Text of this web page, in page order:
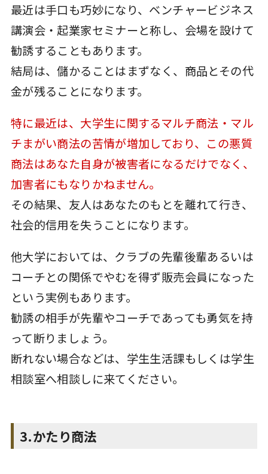
最近は手口も巧妙になり、ベンチャービジネス
講演会・起業家セミナーと称し、会場を設けて
勧誘することもあります。
結局は、儲かることはまずなく、商品とその代
金が残ることになります。
特に最近は、大学生に関するマルチ商法・マル
チまがい商法の苦情が増加しており、この悪質
商法はあなた自身が被害者になるだけでなく、
加害者にもなりかねません。
その結果、友人はあなたのもとを離れて行き、
社会的信用を失うことになります。
他大学においては、クラブの先輩後輩あるいは
コーチとの関係でやむを得ず販売会員になった
という実例もあります。
勧誘の相手が先輩やコーチであっても勇気を持
って断りましょう。
断れない場合などは、学生生活課もしくは学生
相談室へ相談しに来てください。
3.かたり商法